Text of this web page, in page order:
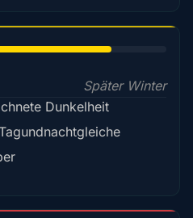
Später Winter
Dunkelheit